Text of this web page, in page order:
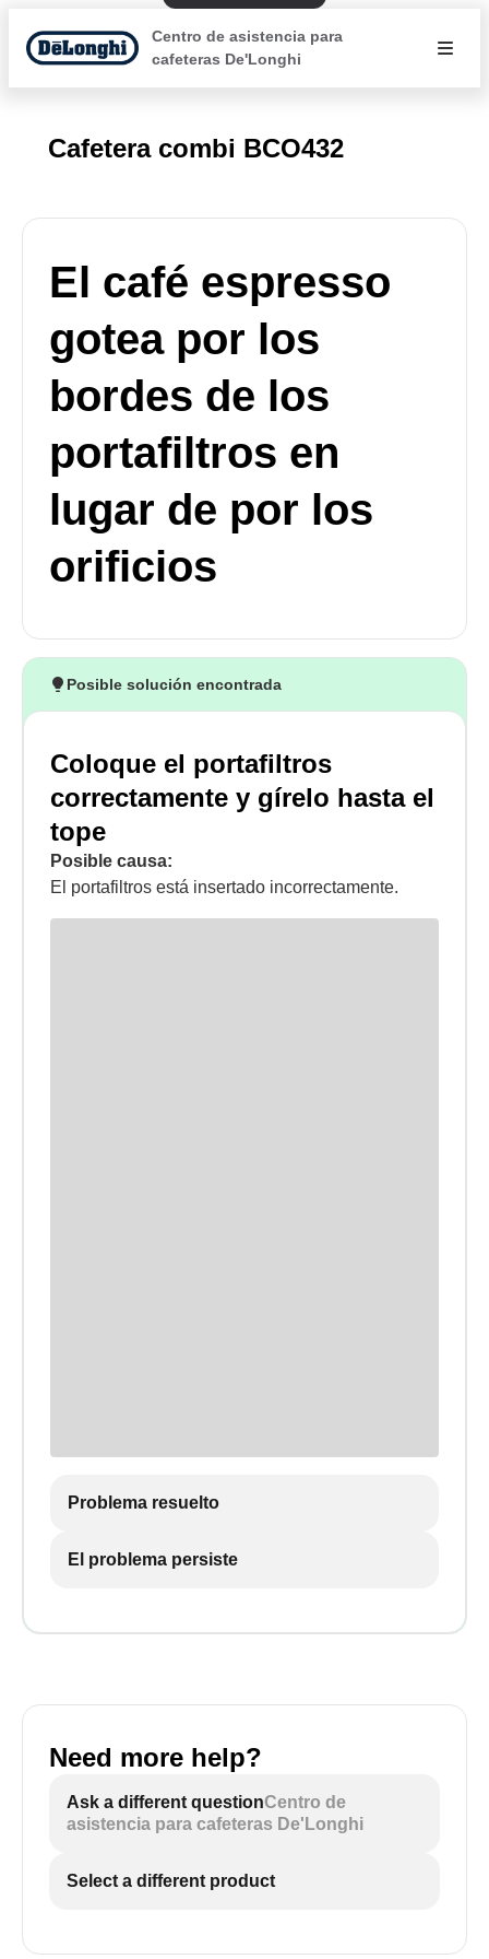
Centro de asistencia para
cafeteras De'Longhi
Cafetera combi BCO432
El café espresso
gotea por los
bordes de los
portafiltros en
lugar de por los
orificios
Posible solución encontrada
Coloque el portafiltros
correctamente y gírelo hasta el
tope
Posible causa:
El portafiltros está insertado incorrectamente.
Problema resuelto
El problema persiste
Need more help?
Ask a different questionCentro de
asistencia para cafeteras De'Longhi
Select a different product